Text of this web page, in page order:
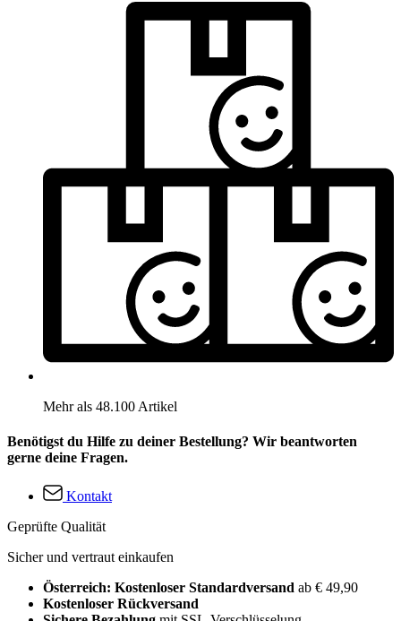
Mehr als 48.100 Artikel
Benötigst du Hilfe zu deiner Bestellung? Wir beantworten
gerne deine Fragen.
Kontakt
Geprüfte Qualität
Sicher und vertraut einkaufen
Österreich: Kostenloser Standardversand ab € 49,90
Kostenloser Rückversand